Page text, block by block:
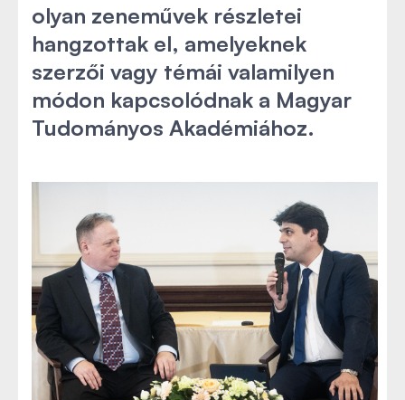
olyan zeneművek részletei
hangzottak el, amelyeknek
szerzői vagy témái valamilyen
módon kapcsolódnak a Magyar
Tudományos Akadémiához.